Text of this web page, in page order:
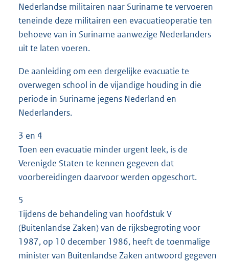
Nederlandse militairen naar Suriname te vervoeren
teneinde deze militairen een evacuatieoperatie ten
behoeve van in Suriname aanwezige Nederlanders
uit te laten voeren.
De aanleiding om een dergelijke evacuatie te
overwegen school in de vijandige houding in die
periode in Suriname jegens Nederland en
Nederlanders.
3 en 4
Toen een evacuatie minder urgent leek, is de
Verenigde Staten te kennen gegeven dat
voorbereidingen daarvoor werden opgeschort.
5
Tijdens de behandeling van hoofdstuk V
(Buitenlandse Zaken) van de rijksbegroting voor
1987, op 10 december 1986, heeft de toenmalige
minister van Buitenlandse Zaken antwoord gegeven